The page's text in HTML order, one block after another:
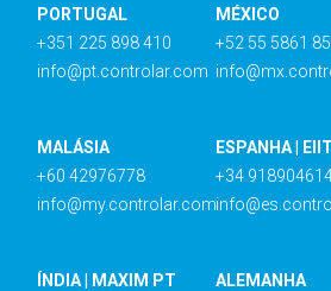
PORTUGAL
+351 225 898 410
info@pt.controlar.com
MÉXICO
+52 55 5861
MALÁSIA
+60 42976778
info@my.controlar.com
ESPANHA | EIIT
+34
ÍNDIA | MAXIM PT
ALEMANHA